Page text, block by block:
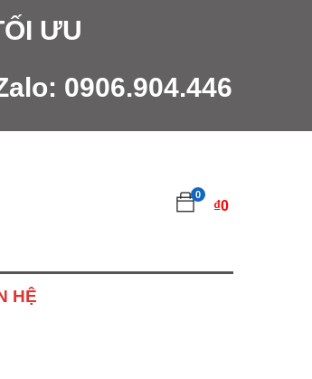
ƯU
0906.904.446
0
₫0
HỆ